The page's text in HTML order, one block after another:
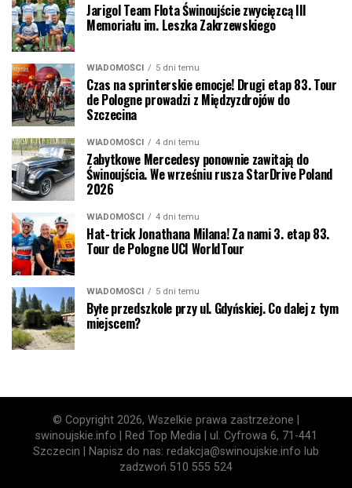
Jarigol Team Flota Świnoujście zwycięzcą III
Memoriału im. Leszka Zakrzewskiego
WIADOMOŚCI 5 dni temu
Czas na sprinterskie emocje! Drugi etap 83. Tour
de Pologne prowadzi z Międzyzdrojów do
Szczecina
WIADOMOŚCI 4 dni temu
Zabytkowe Mercedesy ponownie zawitają do
Świnoujścia. We wrześniu rusza StarDrive Poland
2026
WIADOMOŚCI 4 dni temu
Hat-trick Jonathana Milana! Za nami 3. etap 83.
Tour de Pologne UCI WorldTour
WIADOMOŚCI 5 dni temu
Byłe przedszkole przy ul. Gdyńskiej. Co dalej z tym
miejscem?
© Copyright 2026, Wszelkie prawa zastrzeżone |
swinoujskie.info | Red Top Media | ul. Cyfrowa 6, 71-441
Szczecin | Napisz do nas: redakcja@swinoujskie.info lub
zadzwoń 510 555 524